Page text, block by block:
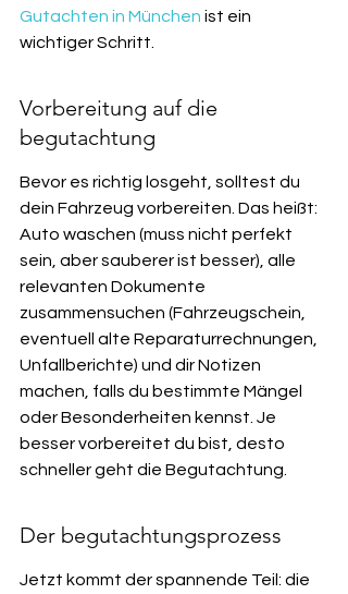
Gutachten in München ist ein
wichtiger Schritt.
Vorbereitung auf die
begutachtung
Bevor es richtig losgeht, solltest du
dein Fahrzeug vorbereiten. Das heißt:
Auto waschen (muss nicht perfekt
sein, aber sauberer ist besser), alle
relevanten Dokumente
zusammensuchen (Fahrzeugschein,
eventuell alte Reparaturrechnungen,
Unfallberichte) und dir Notizen
machen, falls du bestimmte Mängel
oder Besonderheiten kennst. Je
besser vorbereitet du bist, desto
schneller geht die Begutachtung.
Der begutachtungsprozess
Jetzt kommt der spannende Teil: die